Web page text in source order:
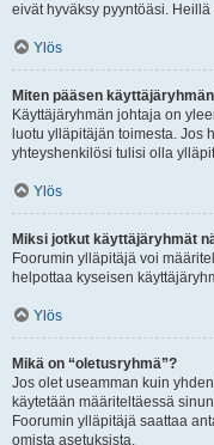
eivät hyväksy pyyntöäsi. Heillä
Ylös
Miten pääsen
Käyttäjäryhmän johtaja on
luotu ylläpitäjän toimesta. Jos
yhteyshenkilösi tulisi olla
Ylös
Miksi jotkut käyttäjäryhmät
Foorumin ylläpitäjä voi
helpottaa kyseisen
Ylös
Mikä on “oletusryhmä”?
Jos olet useamman kuin
käytetään määriteltäessä
Foorumin ylläpitäjä saattaa
omista asetuksista.